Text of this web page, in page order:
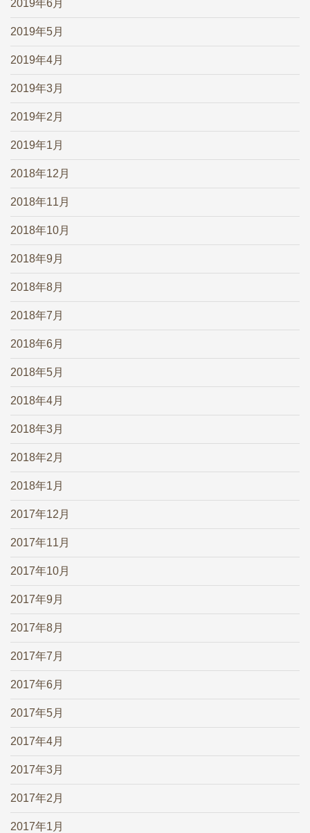
2019年6月
2019年5月
2019年4月
2019年3月
2019年2月
2019年1月
2018年12月
2018年11月
2018年10月
2018年9月
2018年8月
2018年7月
2018年6月
2018年5月
2018年4月
2018年3月
2018年2月
2018年1月
2017年12月
2017年11月
2017年10月
2017年9月
2017年8月
2017年7月
2017年6月
2017年5月
2017年4月
2017年3月
2017年2月
2017年1月